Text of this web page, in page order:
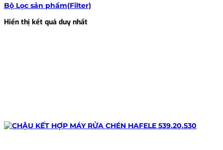
Bộ Lọc sản phẩm(Filter)
Hiển thị kết quả duy nhất